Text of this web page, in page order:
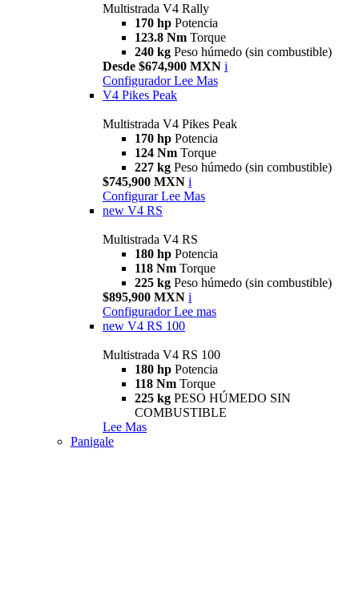
Multistrada V4 Rally
170 hp Potencia
123.8 Nm Torque
240 kg Peso húmedo (sin combustible)
Desde $674,900 MXN i
Configurador Lee Mas
V4 Pikes Peak
Multistrada V4 Pikes Peak
170 hp Potencia
124 Nm Torque
227 kg Peso húmedo (sin combustible)
$745,900 MXN i
Configurar Lee Mas
new V4 RS
Multistrada V4 RS
180 hp Potencia
118 Nm Torque
225 kg Peso húmedo (sin combustible)
$895,900 MXN i
Configurador Lee mas
new V4 RS 100
Multistrada V4 RS 100
180 hp Potencia
118 Nm Torque
225 kg PESO HÚMEDO SIN
COMBUSTIBLE
Lee Mas
Panigale